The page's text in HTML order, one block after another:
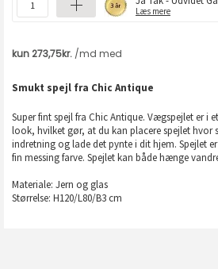
Læs mere
Smukt spejl fra Chic Antique
Super fint spejl fra Chic Antique. Vægspejlet er i
look, hvilket gør, at du kan placere spejlet hvor
indretning og lade det pynte i dit hjem. Spejlet
fin messing farve. Spejlet kan både hænge
Materiale: Jern og glas
Størrelse: H120/L80/B3 cm